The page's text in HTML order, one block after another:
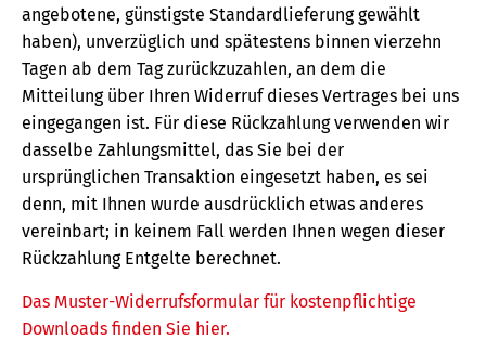
angebotene, günstigste Standardlieferung gewählt
haben), unverzüglich und spätestens binnen vierzehn
Tagen ab dem Tag zurückzuzahlen, an dem die
Mitteilung über Ihren Widerruf dieses Vertrages bei uns
eingegangen ist. Für diese Rückzahlung verwenden wir
dasselbe Zahlungsmittel, das Sie bei der
ursprünglichen Transaktion eingesetzt haben, es sei
denn, mit Ihnen wurde ausdrücklich etwas anderes
vereinbart; in keinem Fall werden Ihnen wegen dieser
Rückzahlung Entgelte berechnet.
Das Muster-Widerrufsformular für kostenpflichtige
Downloads finden Sie hier.